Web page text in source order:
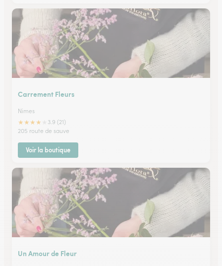
Carrement Fleurs
Nimes
★★★★
3.9 (21)
205 route de sauve
Voir la boutique
Un Amour de Fleur